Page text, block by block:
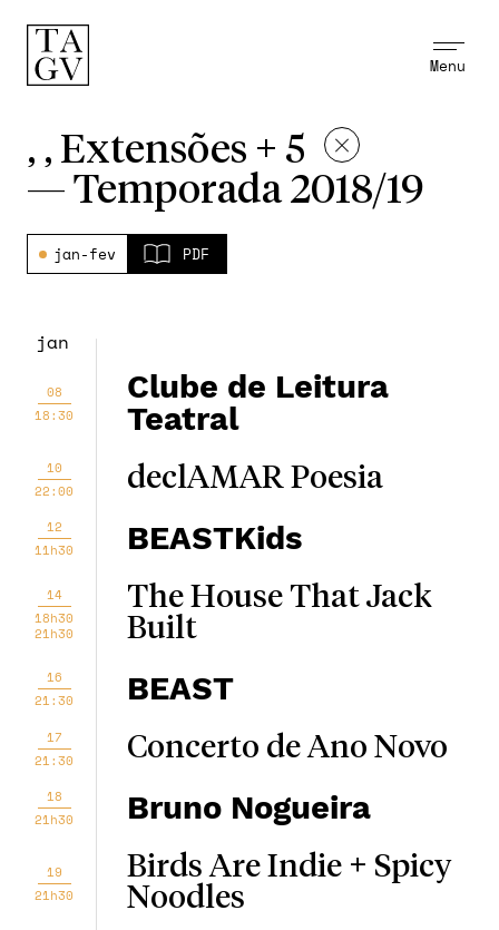
Menu
, , Extensões + 5
— Temporada 2018/19
jan-fev PDF
jan
08
18:30
Clube de Leitura
Teatral
10
22:00
declAMAR Poesia
12
11h30
BEASTKids
14
18h30
21h30
The House That Jack
Built
16
21:30
BEAST
17
21:30
Concerto de Ano Novo
18
21h30
Bruno Nogueira
19
21h30
Birds Are Indie + Spicy
Noodles